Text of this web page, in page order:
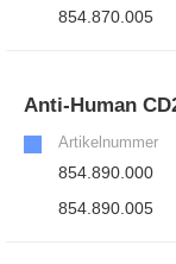
854.870.005
Anti-Human
Artikelnummer
854.890.000
854.890.005